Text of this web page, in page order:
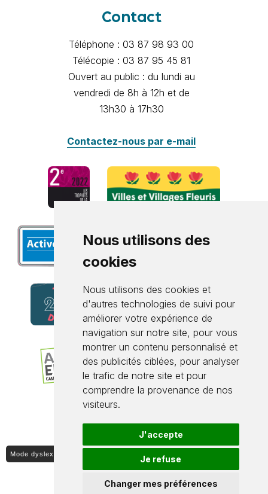
Nous utilisons des
cookies
Nous utilisons des cookies et
d'autres technologies de suivi pour
améliorer votre expérience de
navigation sur notre site, pour vous
montrer un contenu personnalisé et
des publicités ciblées, pour analyser
le trafic de notre site et pour
comprendre la provenance de nos
visiteurs.
J'accepte
Je refuse
Changer mes préférences
Contact
Téléphone : 03 87 98 93 00
Télécopie : 03 87 95 45 81
Ouvert au public : du lundi au
vendredi de 8h à 12h et de
13h30 à 17h30
Contactez-nous par e-mail
Mode dyslexique ON / OFF